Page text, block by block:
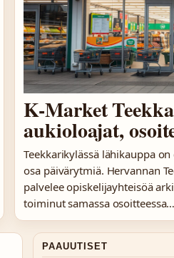
K-Market
aukioloajat,
Teekkarikylässä lähikauppa
osa päivärytmiä. Hervannan
palvelee opiskelijayhteisöä
toiminut samassa osoitteessa…
PAAUUTISET